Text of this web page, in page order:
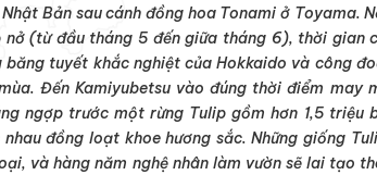
Bản sau cánh đồng hoa Tonami ở Toyama.
nở (từ đầu tháng 5 đến giữa tháng 6), thời gian
băng tuyết khắc nghiệt của Hokkaido và công
Đến Kamiyubetsu vào đúng thời điểm may
ngợp trước một rừng Tulip gồm hơn 1,5 triệu
nhau đồng loạt khoe hương sắc. Những giống
và hàng năm nghệ nhân làm vườn sẽ lai tạo